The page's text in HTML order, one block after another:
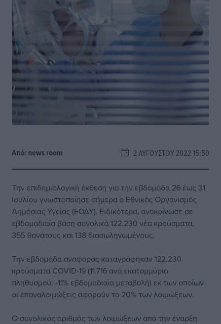
Από: news room 2 ΑΥΓΟΎΣΤΟΥ 2022 15:50
Την επιδημιολογική έκθεση για την εβδομάδα 26 έως 31
Ιουλίου γνωστοποίησε σήμερα ο Εθνικός Οργανισμός
Δημόσιας Υγείας (ΕΟΔΥ). Ειδικότερα, ανακοίνωσε σε
εβδομαδιαία βάση συνολικά 122.230 νέα κρούσματα,
355 θανάτους και 138 διασωληνωμένους.
Την εβδομάδα αναφοράς καταγράφηκαν 122.230
κρούσματα COVID-19 (11.716 ανά εκατoμμύριο
πληθυσμού: -11% εβδομαδιαία μεταβολή) εκ των οποίων
οι επαναλοιμώξεις αφορούν το 20% των λοιμώξεων.
Ο συνολικός αριθμός των λοιμώξεων από την έναρξη